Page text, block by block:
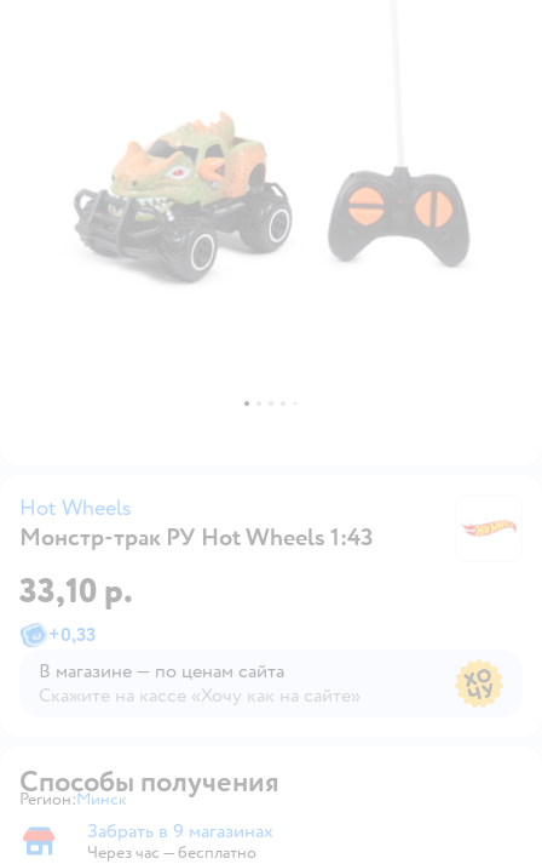
Hot Wheels
Монстр-трак РУ Hot Wheels 1:43
33,10 р.
+0,33
В магазине — по ценам сайта
Скажите на кассе «Хочу как на сайте»
Способы получения
Регион: Выбор адреса доставки.
Минск
Забрать в магазине
Забрать в 9 магазинах
Через час — бесплатно